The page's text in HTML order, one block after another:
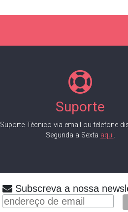
Suporte
Suporte Técnico via email ou telefone
Segunda a Sexta aqui.
Subscreva a nossa